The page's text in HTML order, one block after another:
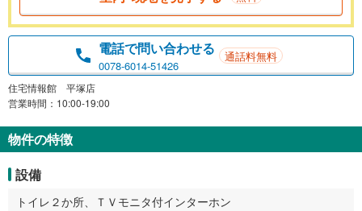
電話で問い合わせる
0078-6014-51426
通話料無料
住宅情報館 平塚店
営業時間：10:00-19:00
物件の特徴
設備
トイレ２か所、ＴＶモニタ付インターホン